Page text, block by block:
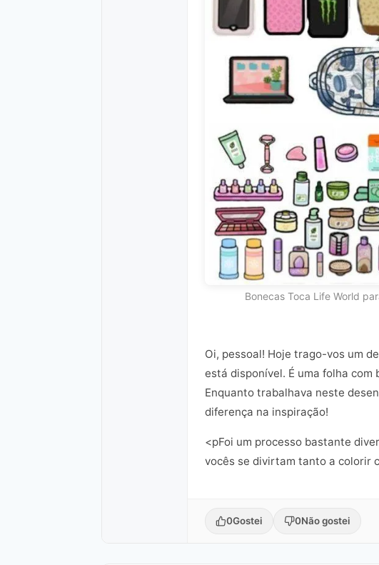
Bonecas Toca Life World
Oi, pessoal! Hoje trago-vos um
está disponível. É uma folha com
Enquanto trabalhava neste
diferença na inspiração!
<pFoi um processo bastante
vocês se divirtam tanto a colorir
0Gostei 0Não gostei